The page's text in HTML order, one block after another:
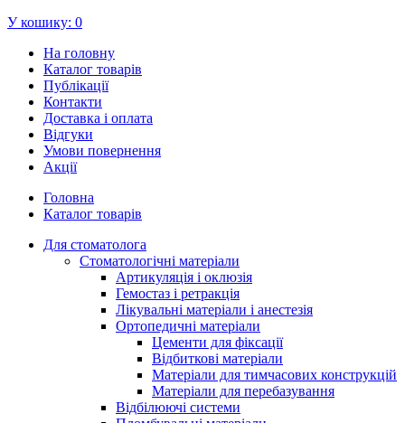
У кошику: 0
На головну
Каталог товарів
Публікації
Контакти
Доставка і оплата
Відгуки
Умови повернення
Акції
Головна
Каталог товарів
Для стоматолога
Стоматологічні матеріали
Артикуляція і оклюзія
Гемостаз і ретракція
Лікувальні матеріали і анестезія
Ортопедичні матеріали
Цементи для фіксації
Відбиткові матеріали
Матеріали для тимчасових конструкцій
Матеріали для перебазування
Відбілюючі системи